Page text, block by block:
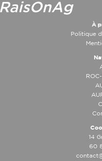
À
Politique
14
60